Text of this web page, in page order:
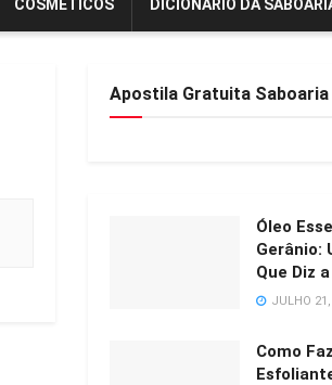
COSMÉTICOS DICIONÁRIO DA
Apostila Gratuita
Óleo
Gerânio:
Que Diz
JULHO
Como